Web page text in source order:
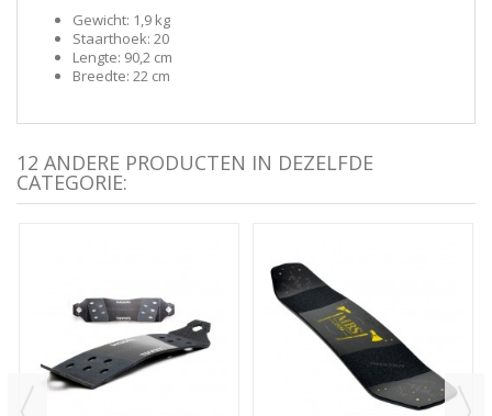
Gewicht: 1,9 kg
Staarthoek: 20
Lengte: 90,2 cm
Breedte: 22 cm
12 ANDERE PRODUCTEN IN DEZELFDE
CATEGORIE: